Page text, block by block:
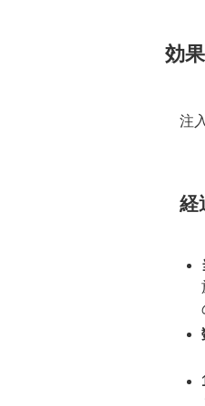
効
注
経